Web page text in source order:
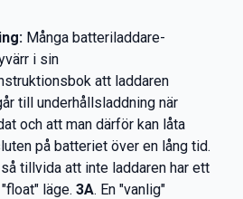
Många batteriladdare-
i sin
att laddaren
till underhållsladdning när
och att man därför kan låta
på batteriet över en lång tid.
tillvida att inte laddaren har ett
läge. 3A. En "vanlig"